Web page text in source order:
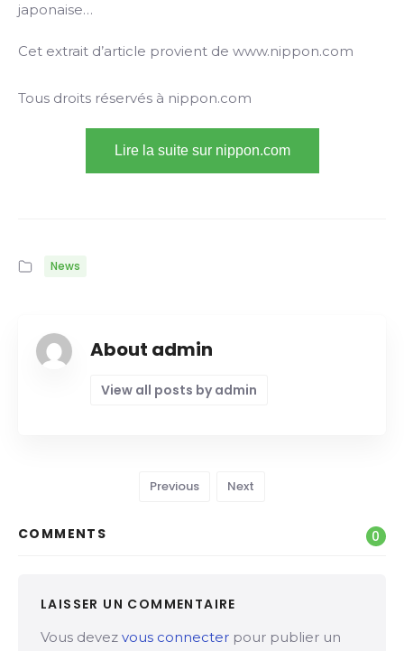
japonaise…
Cet extrait d’article provient de www.nippon.com
Tous droits réservés à nippon.com
Lire la suite sur nippon.com
News
About admin
View all posts by admin
Previous Next
COMMENTS 0
LAISSER UN COMMENTAIRE
Vous devez vous connecter pour publier un